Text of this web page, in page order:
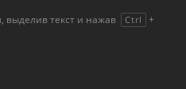
выделив текст и нажав Ctrl +